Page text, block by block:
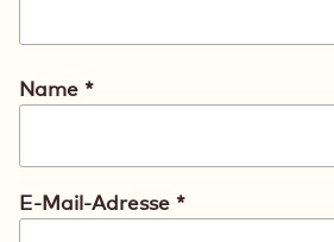
Name *
E-Mail-Adresse *